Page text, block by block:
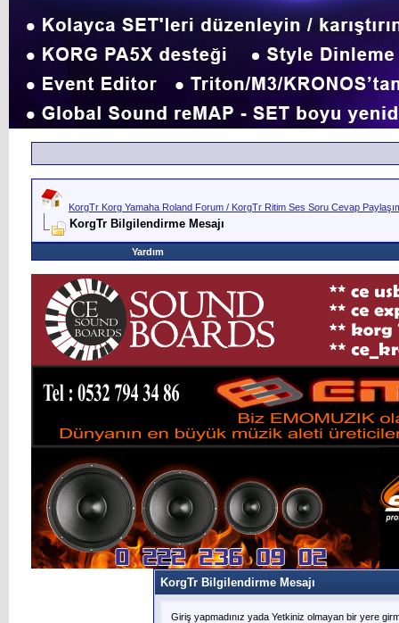
KorgTr Korg Yamaha Roland Forum / KorgTr Ritim Ses Soru Cevap
KorgTr Bilgilendirme Mesajı
Yardım
KorgTr Bilgilendirme Mesajı
Giriş yapmadınız yada Yetkiniz olmayan bir yere